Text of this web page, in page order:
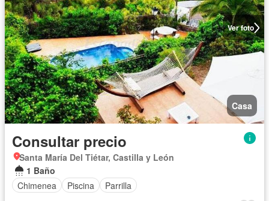
Ver foto
Casa
Consultar precio
Santa María Del Tiétar, Castilla y León
1 Baño
Chimenea
Piscina Parrilla